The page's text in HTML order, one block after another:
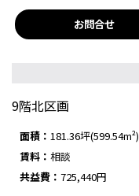
お問合せ
9階北区画
面積： 181.36坪(599.54m²)
賃料： 相談
共益費： 725,440円